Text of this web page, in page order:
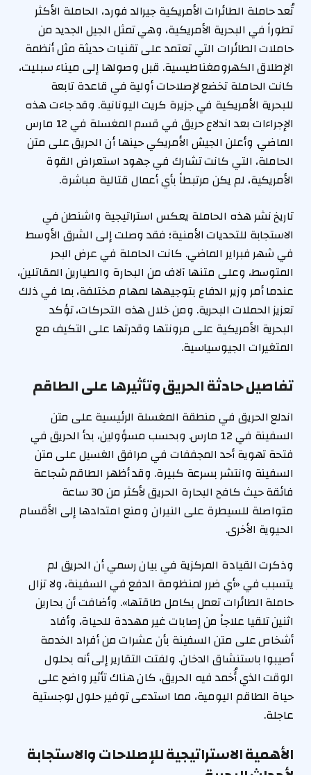
تُعد حاملة الطائرات الأمريكية جيرالد فورد، الحاملة الأكثر
تطوراً في البحرية الأمريكية، وهي تمثل الجيل الجديد من
حاملات الطائرات التي تعتمد على تقنيات حديثة مثل أنظمة
الإطلاق الكهرومغناطيسية. قبل وصولها إلى ميناء سبليت،
كانت الحاملة تخضع لإصلاحات أولية في قاعدة تابعة
للبحرية الأمريكية في جزيرة كريت اليونانية. وقد جاءت هذه
الإجراءات بعد اندلاع حريق في قسم المغسلة في 12 مارس
الماضي. وأعلن الجيش الأمريكي حينها أن الحريق على متن
الحاملة، التي كانت تشارك في جهود استعراض القوة
الأمريكية، لم يكن مرتبطاً بأي أعمال قتالية مباشرة.
تاريخ نشر هذه الحاملة يعكس استراتيجية واشنطن في
الاستجابة للتحديات الأمنية؛ فقد وصلت إلى الشرق الأوسط
في شهر فبراير الماضي. كانت الحاملة في عرض البحر
المتوسط، وعلى متنها آلاف من البحارة والطيارين المقاتلين،
عندما أمر وزير الدفاع بتوجيهها لمهام مختلفة، بما في ذلك
تعزيز الحملات البحرية. ومن خلال هذه التحركات، تؤكد
البحرية الأمريكية على مرونتها وقدرتها على التكيف مع
المتغيرات الجيوسياسية.
تفاصيل حادثة الحريق وتأثيرها على الطاقم
اندلع الحريق في منطقة المغسلة الرئيسية على متن
السفينة في 12 مارس. وبحسب مسؤولين، بدأ الحريق في
فتحة تهوية أحد المجففات في مرافق الغسيل على متن
السفينة وانتشر بسرعة كبيرة. وقد أظهر الطاقم شجاعة
فائقة حيث كافح البحارة الحريق لأكثر من 30 ساعة
متواصلة للسيطرة على النيران ومنع امتدادها إلى الأقسام
الحيوية الأخرى.
وذكرت القيادة المركزية في بيان رسمي أن الحريق لم
يتسبب في «أي ضرر لمنظومة الدفع في السفينة، ولا تزال
حاملة الطائرات تعمل بكامل طاقتها». وأضافت أن بحارين
اثنين تلقيا علاجاً من إصابات غير مهددة للحياة، وأفاد
أشخاص على متن السفينة بأن عشرات من أفراد الخدمة
أصيبوا باستنشاق الدخان. ولفتت التقارير إلى أنه بحلول
الوقت الذي أُخمد فيه الحريق، كان هناك تأثير واضح على
حياة الطاقم اليومية، مما استدعى توفير حلول لوجستية
عاجلة.
الأهمية الاستراتيجية للإصلاحات والاستجابة